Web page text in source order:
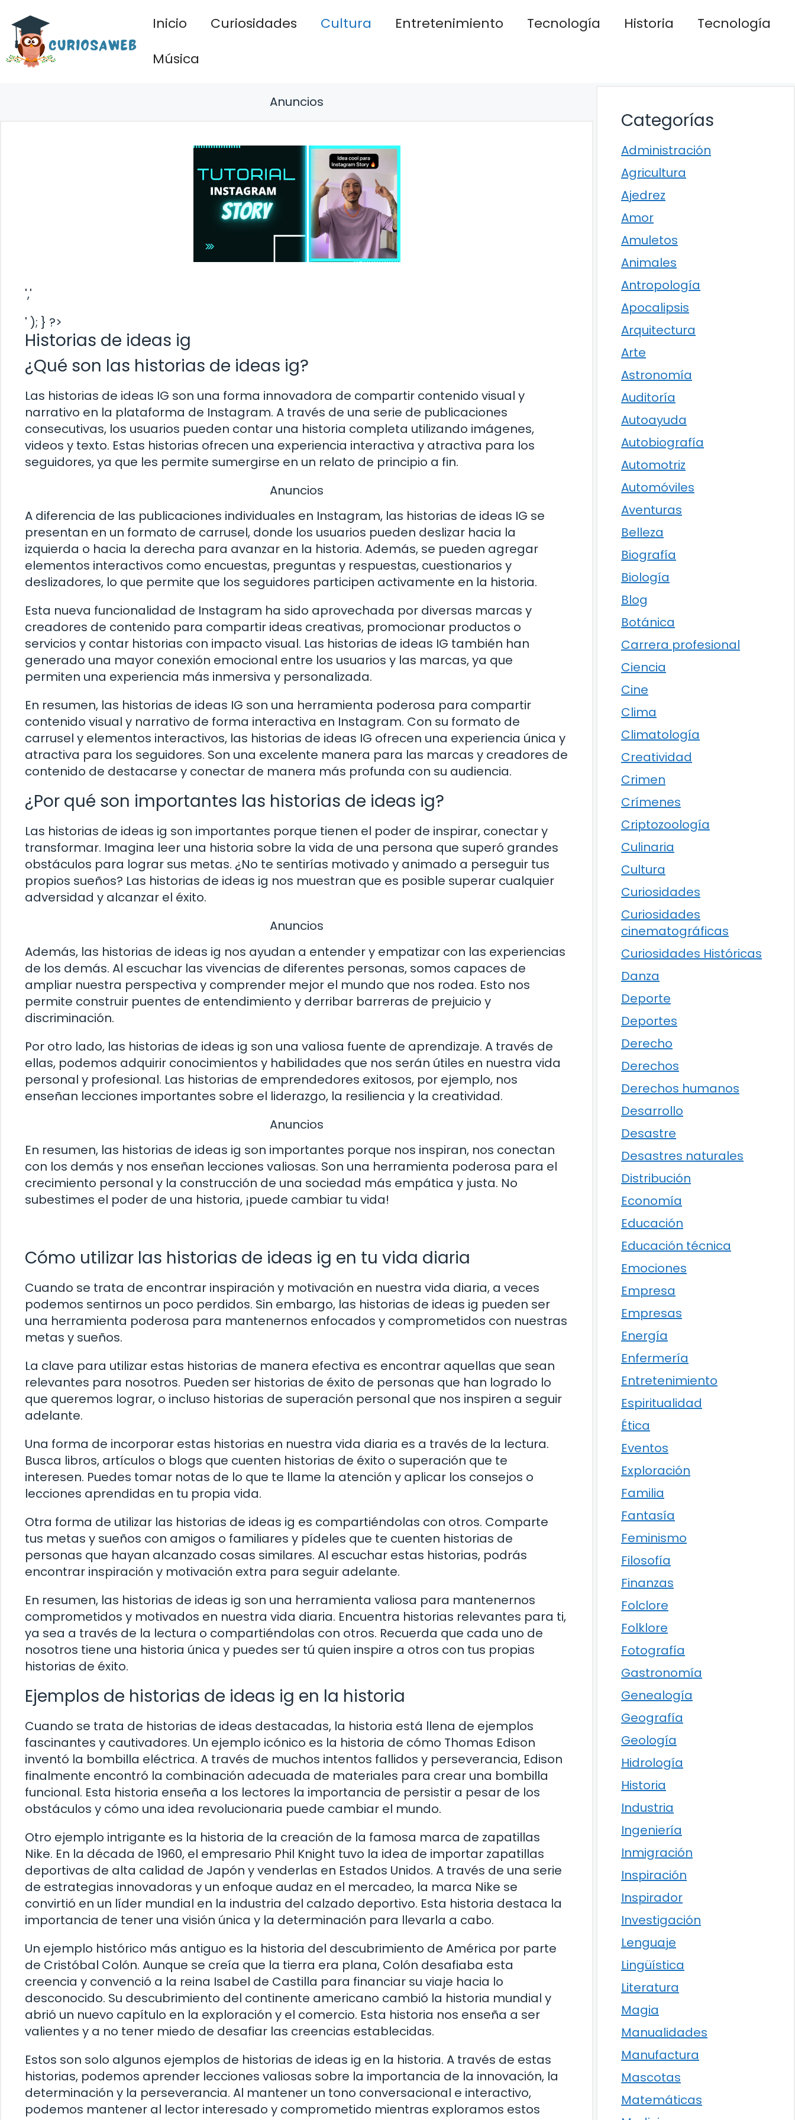
contenido
Inicio Curiosidades Cultura Entretenimiento Tecnología Historia
Tecnología
Música
Anuncios
','
' ); } ?>
Historias de ideas ig
¿Qué son las historias de ideas ig?
Las historias de ideas IG son una forma innovadora de compartir contenido visual y
narrativo en la plataforma de Instagram. A través de una serie de publicaciones
consecutivas, los usuarios pueden contar una historia completa utilizando imágenes,
videos y texto. Estas historias ofrecen una experiencia interactiva y atractiva para los
seguidores, ya que les permite sumergirse en un relato de principio a fin.
Anuncios
A diferencia de las publicaciones individuales en Instagram, las historias de ideas IG se
presentan en un formato de carrusel, donde los usuarios pueden deslizar hacia la
izquierda o hacia la derecha para avanzar en la historia. Además, se pueden agregar
elementos interactivos como encuestas, preguntas y respuestas, cuestionarios y
deslizadores, lo que permite que los seguidores participen activamente en la historia.
Esta nueva funcionalidad de Instagram ha sido aprovechada por diversas marcas y
creadores de contenido para compartir ideas creativas, promocionar productos o
servicios y contar historias con impacto visual. Las historias de ideas IG también han
generado una mayor conexión emocional entre los usuarios y las marcas, ya que
permiten una experiencia más inmersiva y personalizada.
En resumen, las historias de ideas IG son una herramienta poderosa para compartir
contenido visual y narrativo de forma interactiva en Instagram. Con su formato de
carrusel y elementos interactivos, las historias de ideas IG ofrecen una experiencia única y
atractiva para los seguidores. Son una excelente manera para las marcas y creadores de
contenido de destacarse y conectar de manera más profunda con su audiencia.
¿Por qué son importantes las historias de ideas ig?
Las historias de ideas ig son importantes porque tienen el poder de inspirar, conectar y
transformar. Imagina leer una historia sobre la vida de una persona que superó grandes
obstáculos para lograr sus metas. ¿No te sentirías motivado y animado a perseguir tus
propios sueños? Las historias de ideas ig nos muestran que es posible superar cualquier
adversidad y alcanzar el éxito.
Anuncios
Además, las historias de ideas ig nos ayudan a entender y empatizar con las experiencias
de los demás. Al escuchar las vivencias de diferentes personas, somos capaces de
ampliar nuestra perspectiva y comprender mejor el mundo que nos rodea. Esto nos
permite construir puentes de entendimiento y derribar barreras de prejuicio y
discriminación.
Por otro lado, las historias de ideas ig son una valiosa fuente de aprendizaje. A través de
ellas, podemos adquirir conocimientos y habilidades que nos serán útiles en nuestra vida
personal y profesional. Las historias de emprendedores exitosos, por ejemplo, nos
enseñan lecciones importantes sobre el liderazgo, la resiliencia y la creatividad.
Anuncios
En resumen, las historias de ideas ig son importantes porque nos inspiran, nos conectan
con los demás y nos enseñan lecciones valiosas. Son una herramienta poderosa para el
crecimiento personal y la construcción de una sociedad más empática y justa. No
subestimes el poder de una historia, ¡puede cambiar tu vida!
Cómo utilizar las historias de ideas ig en tu vida diaria
Cuando se trata de encontrar inspiración y motivación en nuestra vida diaria, a veces
podemos sentirnos un poco perdidos. Sin embargo, las historias de ideas ig pueden ser
una herramienta poderosa para mantenernos enfocados y comprometidos con nuestras
metas y sueños.
La clave para utilizar estas historias de manera efectiva es encontrar aquellas que sean
relevantes para nosotros. Pueden ser historias de éxito de personas que han logrado lo
que queremos lograr, o incluso historias de superación personal que nos inspiren a seguir
adelante.
Una forma de incorporar estas historias en nuestra vida diaria es a través de la lectura.
Busca libros, artículos o blogs que cuenten historias de éxito o superación que te
interesen. Puedes tomar notas de lo que te llame la atención y aplicar los consejos o
lecciones aprendidas en tu propia vida.
Otra forma de utilizar las historias de ideas ig es compartiéndolas con otros. Comparte
tus metas y sueños con amigos o familiares y pídeles que te cuenten historias de
personas que hayan alcanzado cosas similares. Al escuchar estas historias, podrás
encontrar inspiración y motivación extra para seguir adelante.
En resumen, las historias de ideas ig son una herramienta valiosa para mantenernos
comprometidos y motivados en nuestra vida diaria. Encuentra historias relevantes para ti,
ya sea a través de la lectura o compartiéndolas con otros. Recuerda que cada uno de
nosotros tiene una historia única y puedes ser tú quien inspire a otros con tus propias
historias de éxito.
Ejemplos de historias de ideas ig en la historia
Cuando se trata de historias de ideas destacadas, la historia está llena de ejemplos
fascinantes y cautivadores. Un ejemplo icónico es la historia de cómo Thomas Edison
inventó la bombilla eléctrica. A través de muchos intentos fallidos y perseverancia, Edison
finalmente encontró la combinación adecuada de materiales para crear una bombilla
funcional. Esta historia enseña a los lectores la importancia de persistir a pesar de los
obstáculos y cómo una idea revolucionaria puede cambiar el mundo.
Otro ejemplo intrigante es la historia de la creación de la famosa marca de zapatillas
Nike. En la década de 1960, el empresario Phil Knight tuvo la idea de importar zapatillas
deportivas de alta calidad de Japón y venderlas en Estados Unidos. A través de una serie
de estrategias innovadoras y un enfoque audaz en el mercadeo, la marca Nike se
convirtió en un líder mundial en la industria del calzado deportivo. Esta historia destaca la
importancia de tener una visión única y la determinación para llevarla a cabo.
Un ejemplo histórico más antiguo es la historia del descubrimiento de América por parte
de Cristóbal Colón. Aunque se creía que la tierra era plana, Colón desafiaba esta
creencia y convenció a la reina Isabel de Castilla para financiar su viaje hacia lo
desconocido. Su descubrimiento del continente americano cambió la historia mundial y
abrió un nuevo capítulo en la exploración y el comercio. Esta historia nos enseña a ser
valientes y a no tener miedo de desafiar las creencias establecidas.
Estos son solo algunos ejemplos de historias de ideas ig en la historia. A través de estas
historias, podemos aprender lecciones valiosas sobre la importancia de la innovación, la
determinación y la perseverancia. Al mantener un tono conversacional e interactivo,
podemos mantener al lector interesado y comprometido mientras exploramos estos
Categorías
Administración
Agricultura
Ajedrez
Amor
Amuletos
Animales
Antropología
Apocalipsis
Arquitectura
Arte
Astronomía
Auditoría
Autoayuda
Autobiografía
Automotriz
Automóviles
Aventuras
Belleza
Biografía
Biología
Blog
Botánica
Carrera profesional
Ciencia
Cine
Clima
Climatología
Creatividad
Crimen
Crímenes
Criptozoología
Culinaria
Cultura
Curiosidades
Curiosidades
cinematográficas
Curiosidades Históricas
Danza
Deporte
Deportes
Derecho
Derechos
Derechos humanos
Desarrollo
Desastre
Desastres naturales
Distribución
Economía
Educación
Educación técnica
Emociones
Empresa
Empresas
Energía
Enfermería
Entretenimiento
Espiritualidad
Ética
Eventos
Exploración
Familia
Fantasía
Feminismo
Filosofía
Finanzas
Folclore
Folklore
Fotografía
Gastronomía
Genealogía
Geografía
Geología
Hidrología
Historia
Industria
Ingeniería
Inmigración
Inspiración
Inspirador
Investigación
Lenguaje
Lingüística
Literatura
Magia
Manualidades
Manufactura
Mascotas
Matemáticas